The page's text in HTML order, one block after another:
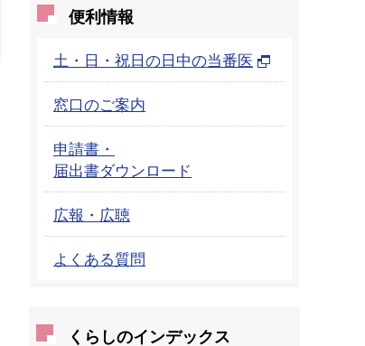
便利情報
土・日・祝日の日中の当番医
窓口のご案内
申請書・
届出書ダウンロード
広報・広聴
よくある質問
くらしのインデックス